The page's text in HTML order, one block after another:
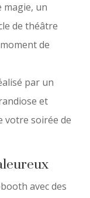
magie, un
de théâtre
de
par un
et
votre soirée de
avec des